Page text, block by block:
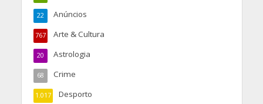
Anúncios
22
Arte & Cultura
767
Astrologia
20
Crime
68
Desporto
1.017